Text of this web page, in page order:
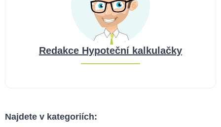
Redakce Hypoteční kalkulačky
Najdete v kategoriích: